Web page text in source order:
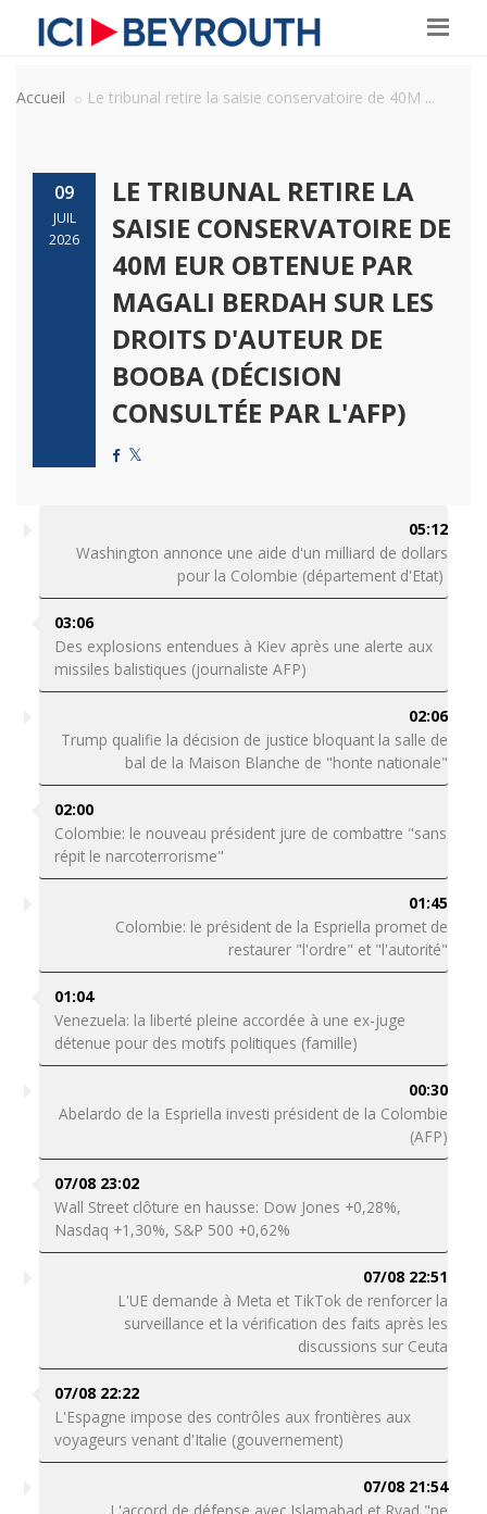
Accueil Le tribunal retire la saisie conservatoire de 40M ...
09
JUIL
2026
LE TRIBUNAL RETIRE LA
SAISIE CONSERVATOIRE DE
40M EUR OBTENUE PAR
MAGALI BERDAH SUR LES
DROITS D'AUTEUR DE
BOOBA (DÉCISION
CONSULTÉE PAR L'AFP)
05:12
Washington annonce une aide d'un milliard de dollars
pour la Colombie (département d'Etat)
03:06
Des explosions entendues à Kiev après une alerte aux
missiles balistiques (journaliste AFP)
02:06
Trump qualifie la décision de justice bloquant la salle de
bal de la Maison Blanche de "honte nationale"
02:00
Colombie: le nouveau président jure de combattre "sans
répit le narcoterrorisme"
01:45
Colombie: le président de la Espriella promet de
restaurer "l'ordre" et "l'autorité"
01:04
Venezuela: la liberté pleine accordée à une ex-juge
détenue pour des motifs politiques (famille)
00:30
Abelardo de la Espriella investi président de la Colombie
(AFP)
07/08 23:02
Wall Street clôture en hausse: Dow Jones +0,28%,
Nasdaq +1,30%, S&P 500 +0,62%
07/08 22:51
L'UE demande à Meta et TikTok de renforcer la
surveillance et la vérification des faits après les
discussions sur Ceuta
07/08 22:22
L'Espagne impose des contrôles aux frontières aux
voyageurs venant d'Italie (gouvernement)
07/08 21:54